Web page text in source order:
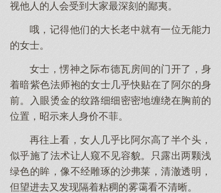
视他人的人会受到大家最深刻的鄙夷。
哦，记得他们的大长老中就有一位无能力
的女士。
女士，愣神之际布德瓦房间的门开了，身
着暗紫色法师袍的女士几乎快贴在了阿尔的身
前。入眼烫金的纹路细细密密地缠绕在胸前的
位置，昭示来人身价不菲。
再往上看，女人几乎比阿尔高了半个头，
似乎施了法术让人窥不见容貌。只露出两颗浅
绿色的眸，像不经雕琢的沙弗莱，清澈透明，
但望进去又发现隔着粘稠的雾霭看不清晰。